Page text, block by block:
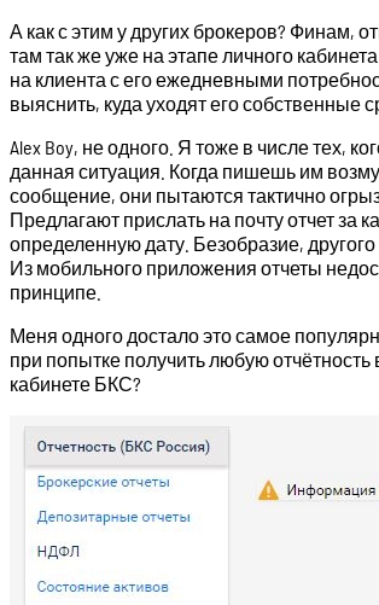
А как с этим у других брокеров? Финам,
там так же уже на этапе личного
на клиента с его ежедневными
выяснить, куда уходят его собственные
Alex Boy, не одного. Я тоже в числе тех,
данная ситуация. Когда пишешь им
сообщение, они пытаются тактично
Предлагают прислать на почту отчет за
определенную дату. Безобразие,
Из мобильного приложения отчеты
принципе.
Меня одного достало это самое
при попытке получить любую отчётность
кабинете БКС?